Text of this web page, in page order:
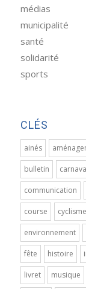
médias
municipalité
santé
solidarité
sports
CLÉS
ainés
bulletin
communication
course cyclisme
environnement
fête histoire
livret musique